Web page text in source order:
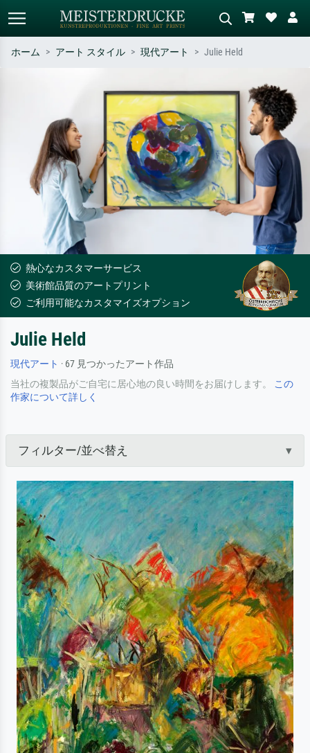
作家名・作品名・スタイルで検索
– 例：モネ、星月夜、印象派、北
斎の波、ヌード。
シーンを説明してください – 例：
緑の草原、赤の多い抽象画、暗い
油絵、木のそばの立ち姿のヌー
ド。
ホーム アート スタイル 現代アート Julie Held
熱心なカスタマーサービス
美術館品質のアートプリント
ご利用可能なカスタマイズオプション
Julie Held
現代アート · 67 見つかったアート作品
当社の複製品がご自宅に居心地の良い時間をお届けします。
この
作家について詳しく
フィルター/並べ替え